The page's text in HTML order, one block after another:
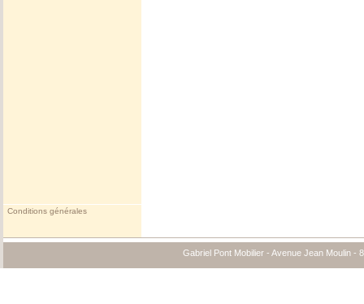
Conditions générales
Gabriel Pont Mobilier - Avenue Jean Moulin -